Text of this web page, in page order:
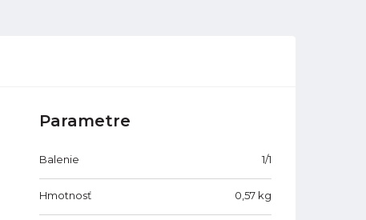
Parametre
Balenie 1/1
Hmotnosť 0,57 kg